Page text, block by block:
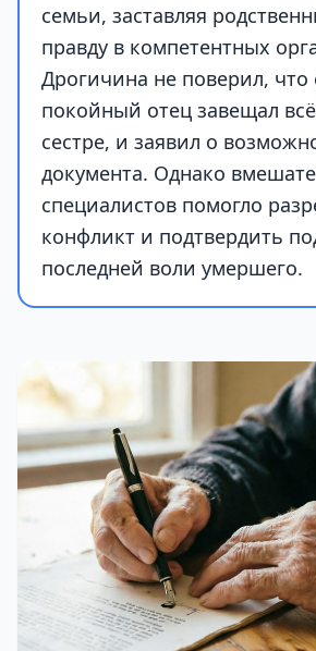
семьи, заставляя
правду в компетентных
Дрогичина не поверил, что
покойный отец завещал
сестре, и заявил о
документа. Однако
специалистов помогло
конфликт и подтвердить
последней воли умершего.